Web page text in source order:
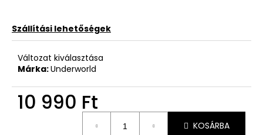
Szállítási lehetőségek
Változat kiválasztása
Márka:Underworld
10 990 Ft
KOSÁRBA